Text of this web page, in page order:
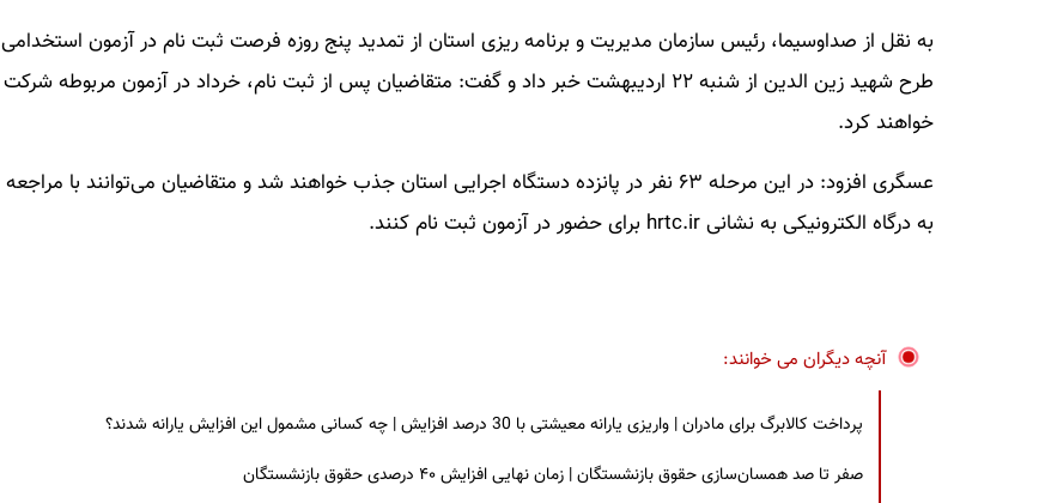
به نقل از صداوسیما، رئیس سازمان مدیریت و برنامه ریزی استان از تمدید پنج روزه فرصت ثبت نام در آزمون استخدامی
طرح شهید زین الدین از شنبه ۲۲ اردیبهشت خبر داد و گفت: متقاضیان پس از ثبت نام، خرداد در آزمون مربوطه شرکت
خواهند کرد.
عسگری افزود: در این مرحله ۶۳ نفر در پانزده دستگاه اجرایی استان جذب خواهند شد و متقاضیان می‌توانند با مراجعه
به درگاه الکترونیکی به نشانی hrtc.ir برای حضور در آزمون ثبت نام کنند.
آنچه دیگران می خوانند:
پرداخت کالابرگ برای مادران | واریزی یارانه معیشتی با 30 درصد افزایش | چه کسانی مشمول این افزایش یارانه شدند؟
صفر تا صد همسان‌سازی حقوق بازنشستگان | زمان نهایی افزایش ۴۰ درصدی حقوق بازنشستگان